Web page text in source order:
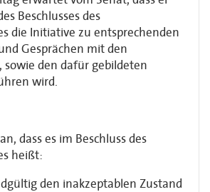
Beschlusses des
die Initiative zu entsprechenden
Gesprächen mit den
sowie den dafür gebildeten
wird.
dass es im Beschluss des
heißt:
den inakzeptablen Zustand